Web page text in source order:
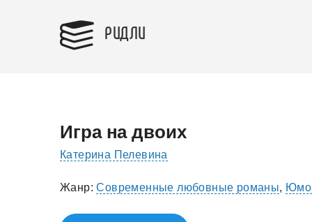
РИДЛИ
Игра на двоих
Катерина Пелевина
Жанр:Современные любовные романы,